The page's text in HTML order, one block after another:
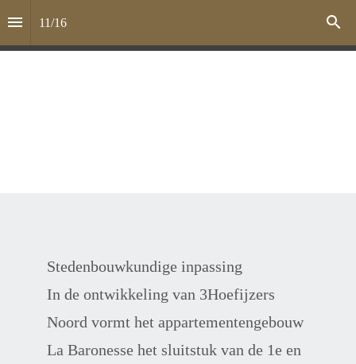
11/16
Stedenbouwkundige inpassing
In de ontwikkeling van 3Hoefijzers
Noord vormt het appartementengebouw
La Baronesse het sluitstuk van de 1e en